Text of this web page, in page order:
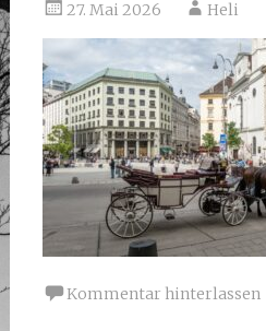
27. Mai 2026 Heli
Kommentar hinterlassen